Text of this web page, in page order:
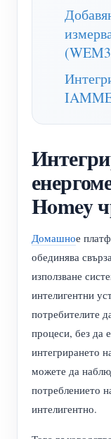
Бърз
ЧЗВ
Новини
Homey
Домашное
обединява
използване
интелигентни
потребителите
процеси, без да
интегрирането
можете да
потреблението
интелигентно.